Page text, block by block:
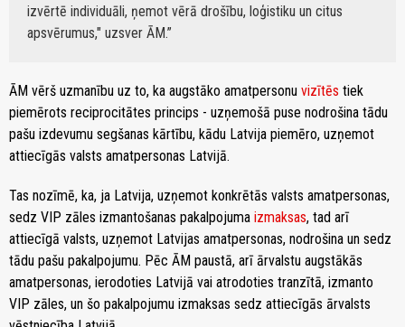
izvērtē individuāli, ņemot vērā drošību, loģistiku un citus
apsvērumus," uzsver ĀM.
ĀM vērš uzmanību uz to, ka augstāko amatpersonu vizītēs tiek
piemērots reciprocitātes princips - uzņemošā puse nodrošina tādu
pašu izdevumu segšanas kārtību, kādu Latvija piemēro, uzņemot
attiecīgās valsts amatpersonas Latvijā.
Tas nozīmē, ka, ja Latvija, uzņemot konkrētās valsts amatpersonas,
sedz VIP zāles izmantošanas pakalpojuma izmaksas, tad arī
attiecīgā valsts, uzņemot Latvijas amatpersonas, nodrošina un sedz
tādu pašu pakalpojumu. Pēc ĀM paustā, arī ārvalstu augstākās
amatpersonas, ierodoties Latvijā vai atrodoties tranzītā, izmanto
VIP zāles, un šo pakalpojumu izmaksas sedz attiecīgās ārvalsts